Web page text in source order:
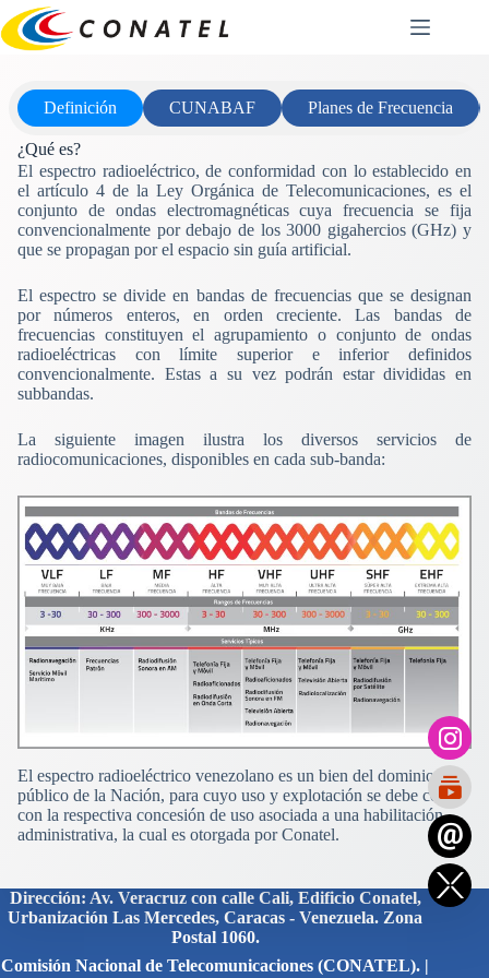
Saltar
al
contenido
Definición CUNABAF Planes de Frecuencia
¿Qué es?
El espectro radioeléctrico, de conformidad con lo establecido en
el artículo 4 de la Ley Orgánica de Telecomunicaciones, es el
conjunto de ondas electromagnéticas cuya frecuencia se fija
convencionalmente por debajo de los 3000 gigahercios (GHz) y
que se propagan por el espacio sin guía artificial.
El espectro se divide en bandas de frecuencias que se designan
por números enteros, en orden creciente. Las bandas de
frecuencias constituyen el agrupamiento o conjunto de ondas
radioeléctricas con límite superior e inferior definidos
convencionalmente. Estas a su vez podrán estar divididas en
subbandas.
La siguiente imagen ilustra los diversos servicios de
radiocomunicaciones, disponibles en cada sub-banda:
El espectro radioeléctrico venezolano es un bien del dominio
público de la Nación, para cuyo uso y explotación se debe contar
con la respectiva concesión de uso asociada a una habilitación
administrativa, la cual es otorgada por Conatel.
Dirección: Av. Veracruz con calle Cali, Edificio Conatel,
Urbanización Las Mercedes, Caracas - Venezuela. Zona
Postal 1060.
Comisión Nacional de Telecomunicaciones (CONATEL). |